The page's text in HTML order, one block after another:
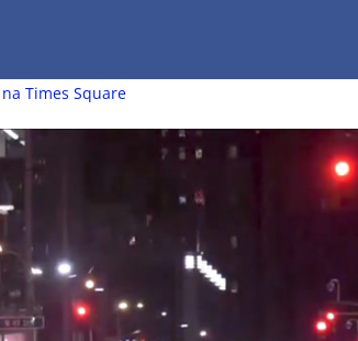
Times Square